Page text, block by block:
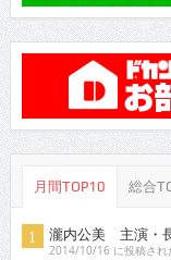
月間TOP10 総合
瀧内公美 主演・
2014/10/16 に投稿され